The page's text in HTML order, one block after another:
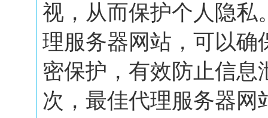
视，从而保护个人隐私
理服务器网站，可以确
密保护，有效防止信
次，最佳代理服务器